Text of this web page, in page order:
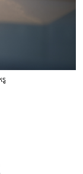
รู